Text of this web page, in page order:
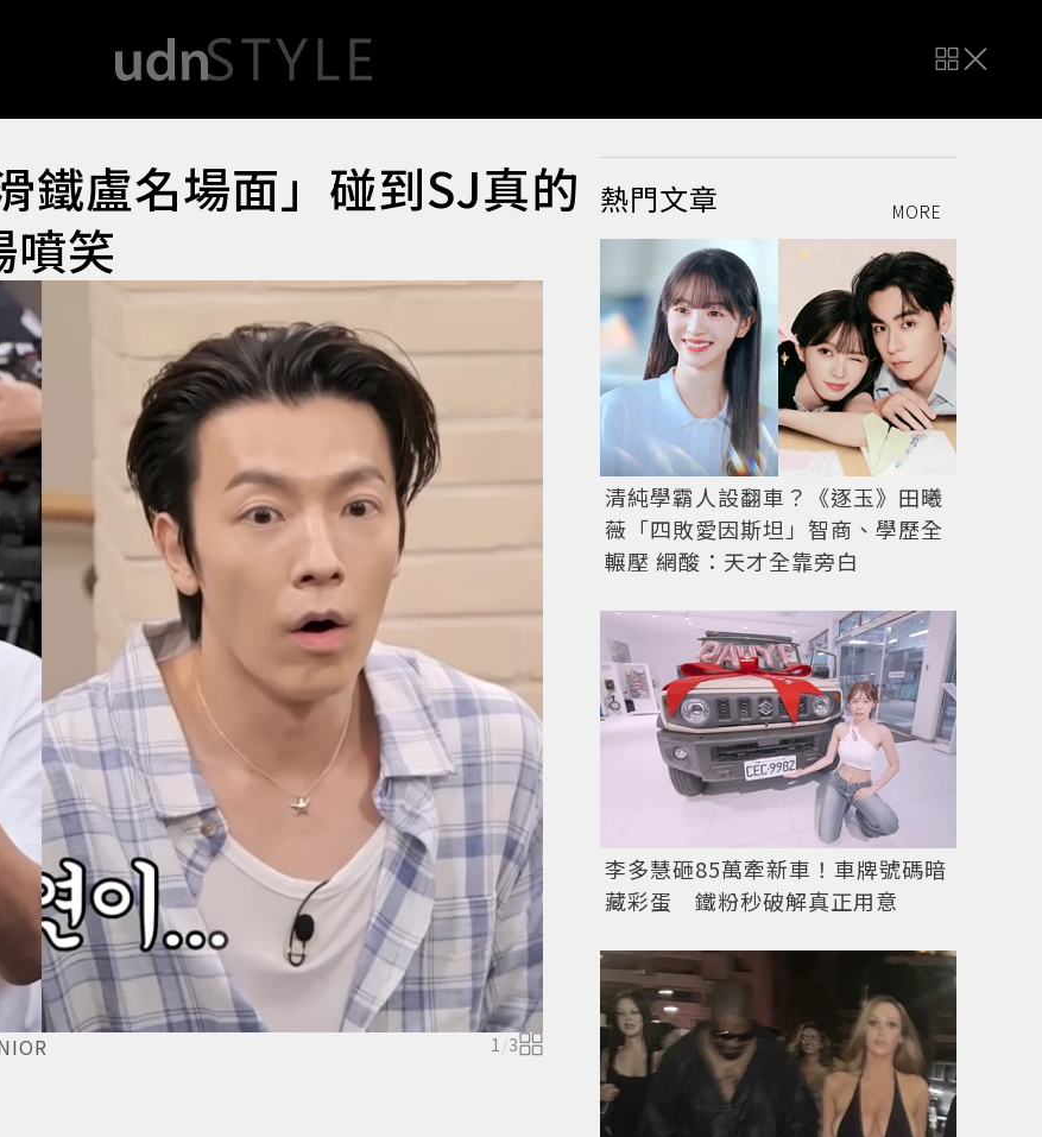
鐵盧名場面」碰到SJ真的
笑
1/3
熱門文章 MORE
清純學霸人設翻車？《逐玉》田曦
薇「四敗愛因斯坦」智商、學歷全
輾壓 網酸：天才全靠旁白
李多慧砸85萬牽新車！車牌號碼暗
藏彩蛋 鐵粉秒破解真正用意